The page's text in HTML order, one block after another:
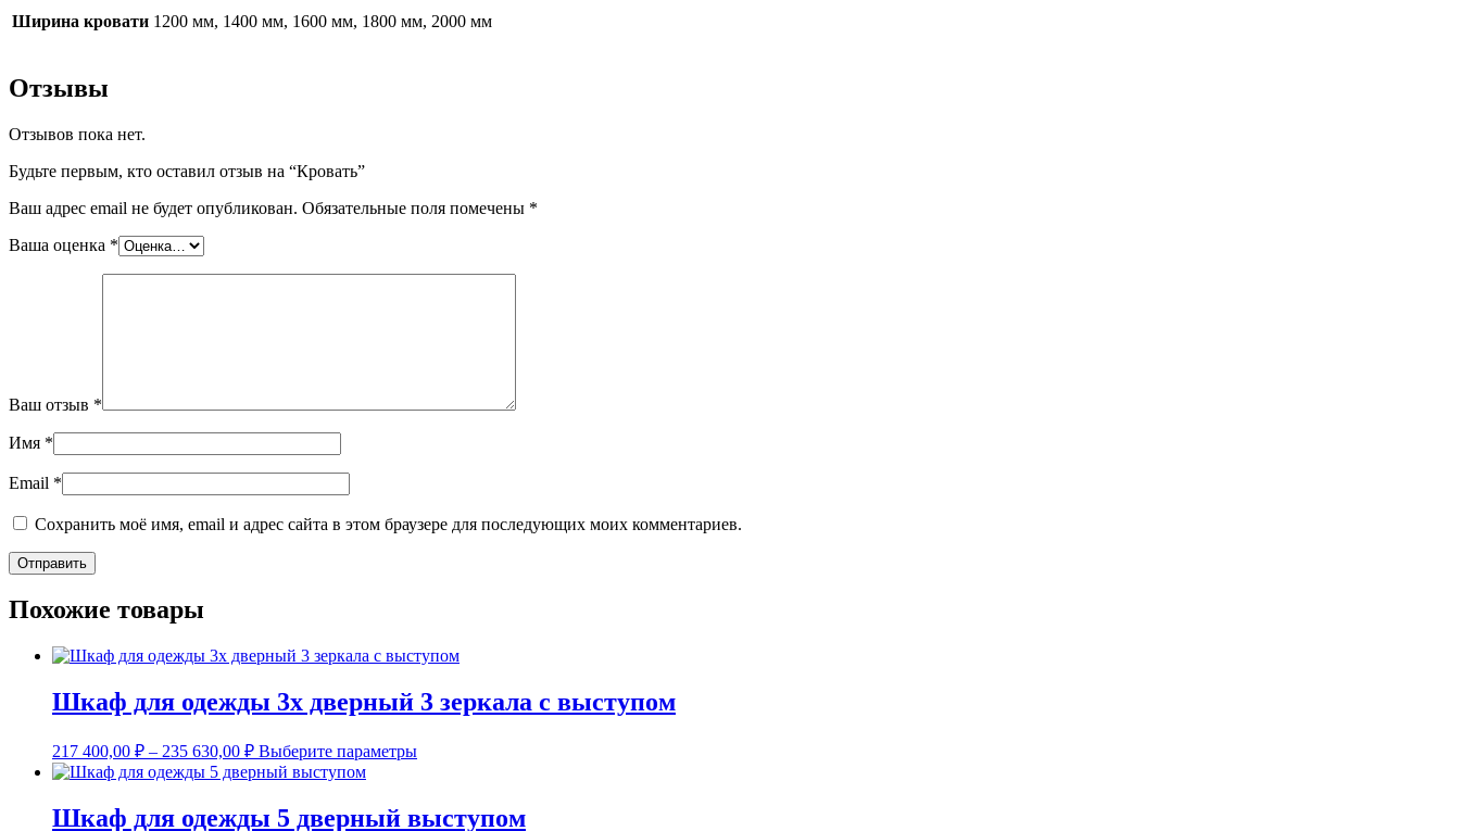
Ширина кровати 1200 мм, 1400 мм, 1600 мм, 1800 мм, 2000 мм
Отзывы
Отзывов пока нет.
Будьте первым, кто оставил отзыв на “Кровать”
Ваш адрес email не будет опубликован. Обязательные поля помечены *
Ваша оценка *
Ваш отзыв *
Имя *
Email *
Сохранить моё имя, email и адрес сайта в этом браузере для последующих моих комментариев.
Похожие товары
Шкаф для одежды 3х дверный 3 зеркала с выступом
217 400,00 ₽ – 235 630,00 ₽ Выберите параметрыЭтот
вариаций.
Шкаф для одежды 5 дверный выступом